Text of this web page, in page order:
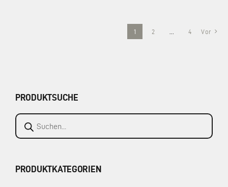
1 2 4 Vor
PRODUKTSUCHE
Products
search
PRODUKTKATEGORIEN